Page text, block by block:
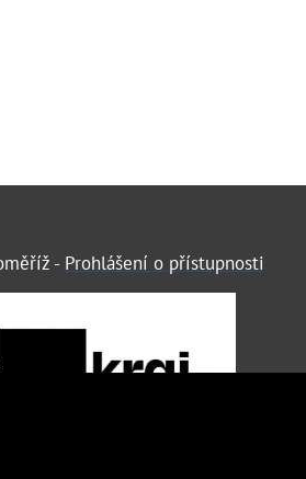
- Prohlášení o přístupnosti